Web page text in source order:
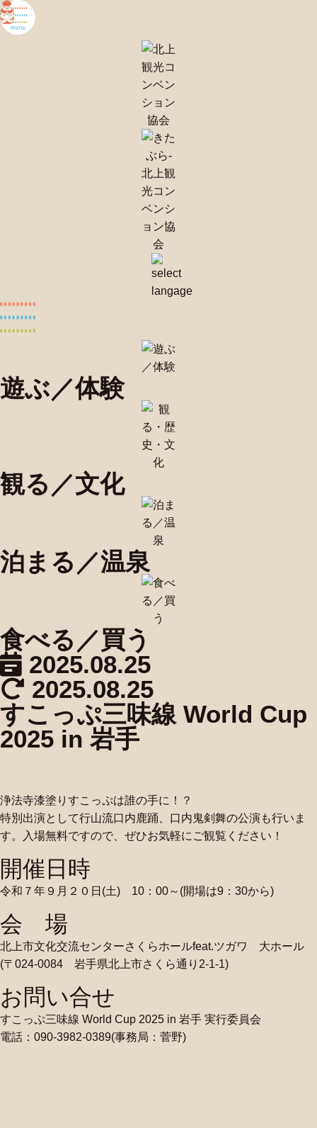
遊ぶ／体験
観る／文化
泊まる／温泉
食べる／買う
2025.08.25
2025.08.25
すこっぷ三味線 World Cup
2025 in 岩手
浄法寺漆塗りすこっぷは誰の手に！？
特別出演として行山流口内鹿踊、口内鬼剣舞の公演も行いま
す。入場無料ですので、ぜひお気軽にご観覧ください！
開催日時
令和７年９月２０日(土) 10：00～(開場は9：30から)
会 場
北上市文化交流センターさくらホールfeat.ツガワ 大ホール
(〒024-0084 岩手県北上市さくら通り2-1-1)
お問い合せ
すこっぷ三味線 World Cup 2025 in 岩手 実行委員会
電話：090-3982-0389(事務局：菅野)